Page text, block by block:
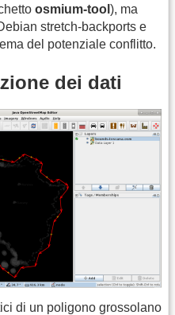
osmium-tool ), ma
stretch-backports e
del potenziale conflitto.
dei dati
di un poligono grossolano